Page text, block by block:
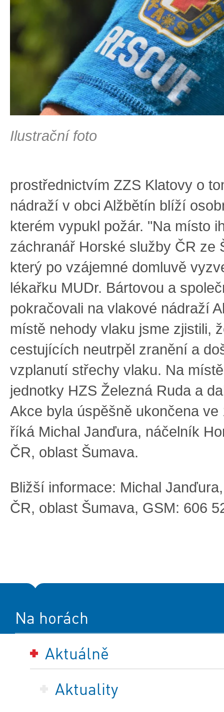
Ilustrační foto
prostřednictvím ZZS Klatovy o
nádraží v obci Alžbětín blíží
kterém vypukl požár. "Na místo
záchranář Horské služby ČR ze
který po vzájemné domluvě
lékařku MUDr. Bártovou a
pokračovali na vlakové nádraží
místě nehody vlaku jsme zjistili,
cestujících neutrpěl zranění a
vzplanutí střechy vlaku. Na
jednotky HZS Železná Ruda a
Akce byla úspěšně ukončena ve
říká Michal Janďura, náčelník
ČR, oblast Šumava.
Bližší informace: Michal
ČR, oblast Šumava, GSM: 606
Na horách
Aktuálně
Aktuality